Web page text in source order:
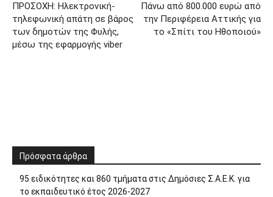
ΠΡΟΣΟΧΗ: Ηλεκτρονική-
τηλεφωνική απάτη σε βάρος
των δημοτών της Φυλής,
μέσω της εφαρμογής viber
Πάνω από 800.000 ευρώ από
την Περιφέρεια Αττικής για
το «Σπίτι του Ηθοποιού»
Πρόσφατα άρθρα
95 ειδικότητες και 860 τμήματα στις Δημόσιες Σ.Α.Ε.Κ. για
το εκπαιδευτικό έτος 2026-2027